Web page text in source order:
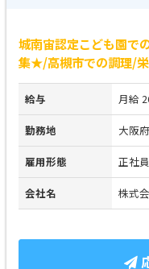
城南宙認定こども園で
集★/高槻市での調理/
給与 月給
勤務地 大阪
雇用形態 正社員
会社名 株式